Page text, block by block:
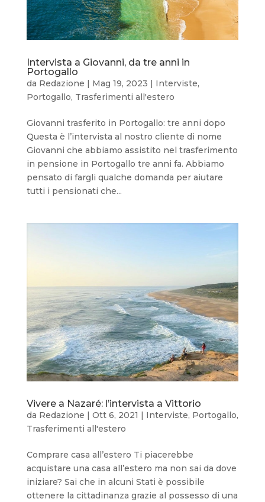
Intervista a Giovanni, da tre anni in
Portogallo
da Redazione | Mag 19, 2023 | Interviste,
Portogallo, Trasferimenti all'estero
Giovanni trasferito in Portogallo: tre anni dopo
Questa è l’intervista al nostro cliente di nome
Giovanni che abbiamo assistito nel trasferimento
in pensione in Portogallo tre anni fa. Abbiamo
pensato di fargli qualche domanda per aiutare
tutti i pensionati che...
Vivere a Nazaré: l’intervista a Vittorio
da Redazione | Ott 6, 2021 | Interviste, Portogallo,
Trasferimenti all'estero
Comprare casa all’estero Ti piacerebbe
acquistare una casa all’estero ma non sai da dove
iniziare? Sai che in alcuni Stati è possibile
ottenere la cittadinanza grazie al possesso di una